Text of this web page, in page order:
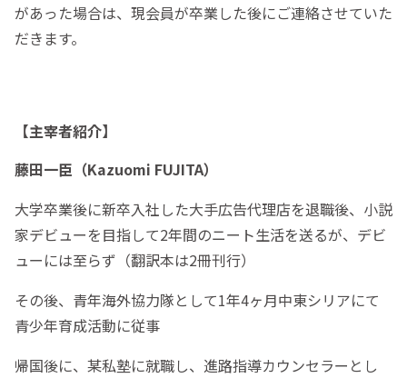
があった場合は、現会員が卒業した後にご連絡させていた
だきます。
【主宰者紹介】
藤田一臣（Kazuomi FUJITA）
大学卒業後に新卒入社した大手広告代理店を退職後、小説
家デビューを目指して2年間のニート生活を送るが、デビ
ューには至らず（翻訳本は2冊刊行）
その後、青年海外協力隊として1年4ヶ月中東シリアにて
青少年育成活動に従事
帰国後に、某私塾に就職し、進路指導カウンセラーとし